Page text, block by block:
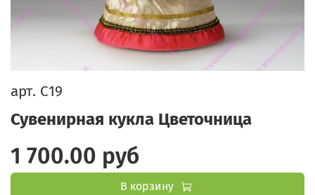
арт. С19
Сувенирная кукла Цветочница
1 700.00 руб
В корзину